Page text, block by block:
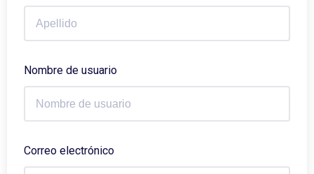
Nombre de usuario
Correo electrónico